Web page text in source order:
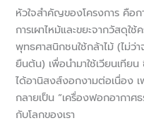
หัวใจสำคัญของโครงการ คือ
การเผาไหม้และขยะจากวัสดุใ
พุทธศาสนิกชนใช้กล้าไม้ (ไม่ว่
ยืนต้น) เพื่อนำมาใช้เวียนเที
ได้อานิสงส์งอกงามต่อเนื่อง เ
กลายเป็น “เครื่องฟอกอากา
กับโลกของเรา